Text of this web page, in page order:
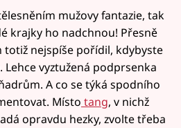
mužovy fantazie, tak
krajky ho nadchnou! Přesně
nejspíše pořídil, kdybyste
vyztužená podprsenka
A co se týká spodního
Místo tang, v nichž
opravdu hezky, zvolte třeba